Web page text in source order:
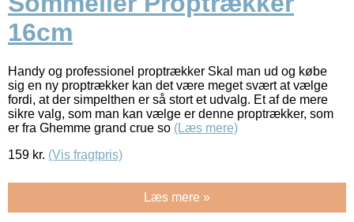
16cm
Handy og professionel proptrækker Skal man ud og købe
sig en ny proptrækker kan det være meget svært at vælge
fordi, at der simpelthen er så stort et udvalg. Et af de mere
sikre valg, som man kan vælge er denne proptrækker, som
er fra Ghemme grand crue so (Læs mere)
159 kr. (Vis fragtpris)
Læs mere »